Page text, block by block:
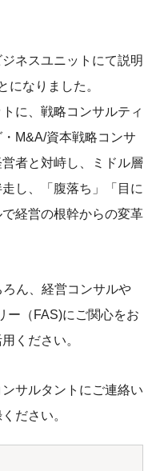
ネスユニットにて説明
になりました。
に、戦略コンサルティ
M&A/資本戦略コンサ
者と対峙し、ミドル層
し、「腹落ち」「目に
経営の根幹からの変革
ん、経営コンサルや
ー（FAS)にご関心をお
ください。
サルタントにご連絡い
ださい。